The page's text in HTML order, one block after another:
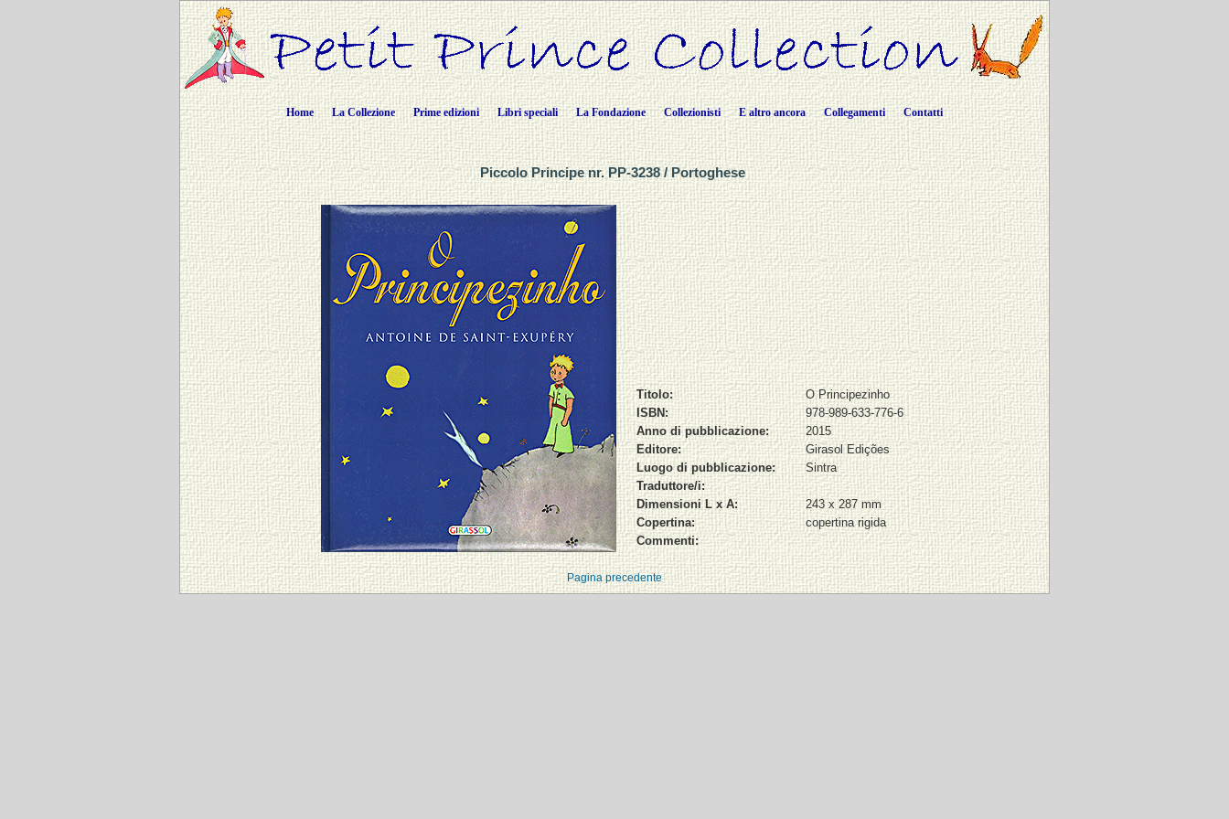
Home La Collezione Prime edizioni Libri speciali La Fondazione Collezionisti E altro ancora Collegamenti Contatti
Piccolo Principe nr. PP-3238 / Portoghese
Titolo:
O Principezinho
ISBN:
978-989-633-776-6
Anno di pubblicazione:
2015
Editore:
Girasol Edições
Luogo di pubblicazione:
Sintra
Traduttore/i:
Dimensioni L x A:
243 x 287 mm
Copertina:
copertina rigida
Commenti:
Pagina precedente